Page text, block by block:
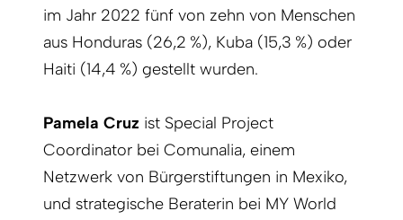
im Jahr 2022 fünf von zehn von Menschen
aus Honduras (26,2 %), Kuba (15,3 %) oder
Haiti (14,4 %) gestellt wurden.
Pamela Cruz ist Special Project
Coordinator bei Comunalia, einem
Netzwerk von Bürgerstiftungen in Mexiko,
und strategische Beraterin bei MY World